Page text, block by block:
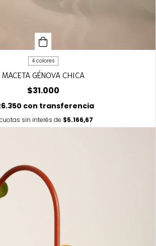
4 colores
MACETA GÉNOVA CHICA
$31.000
con transferencia
sin interés de $5.166,67